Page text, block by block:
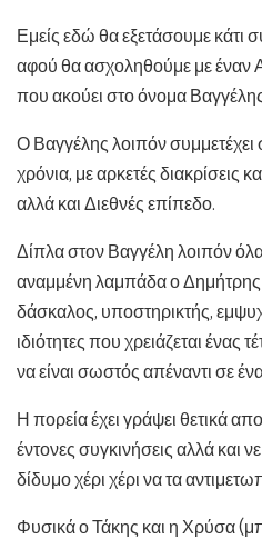
Εμείς εδώ θα εξετάσουμε κάτι
αφού θα ασχοληθούμε με έναν
που ακούει στο όνομα
Ο Βαγγέλης λοιπόν
χρόνια, με αρκετές διακρίσεις
αλλά και Διεθνές επίπεδο.
Δίπλα στον Βαγγέλη λοιπόν όλα
αναμμένη λαμπάδα ο
δάσκαλος, υποστηρικτής,
ιδιότητες που χρειάζεται ένας
να είναι σωστός απέναντι σε
Η πορεία έχει γράψει θετικά
έντονες συγκινήσεις αλλά και
δίδυμο χέρι χέρι να τα
Φυσικά ο Τάκης και η Χρύσα